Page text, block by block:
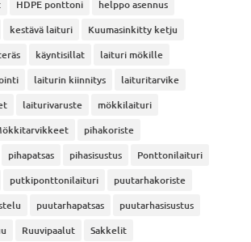
HDPE ponttoni
helppo asennus
kestävä laituri
Kuumasinkitty ketju
käyntisillat
laituri mökille
laiturin kiinnitys
laituritarvike
laiturivaruste
mökkilaituri
pihakoriste
pihapatsas pihasisustus
Ponttonilaituri
putkiponttonilaituri
puutarhakoriste
puutarhapatsas
puutarhasisustus
Ruuvipaalut Sakkelit